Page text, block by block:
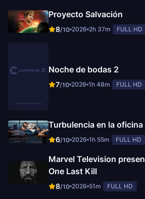
Proyecto Salvación
8/10 2026 2h 37m FULL HD
Noche de bodas 2
7/10 2026 1h 48m FULL HD
Turbulencia en la oficina
6/10 2026 1h 55m FULL HD
Marvel Television
One Last Kill
8/10 2026 51m FULL HD